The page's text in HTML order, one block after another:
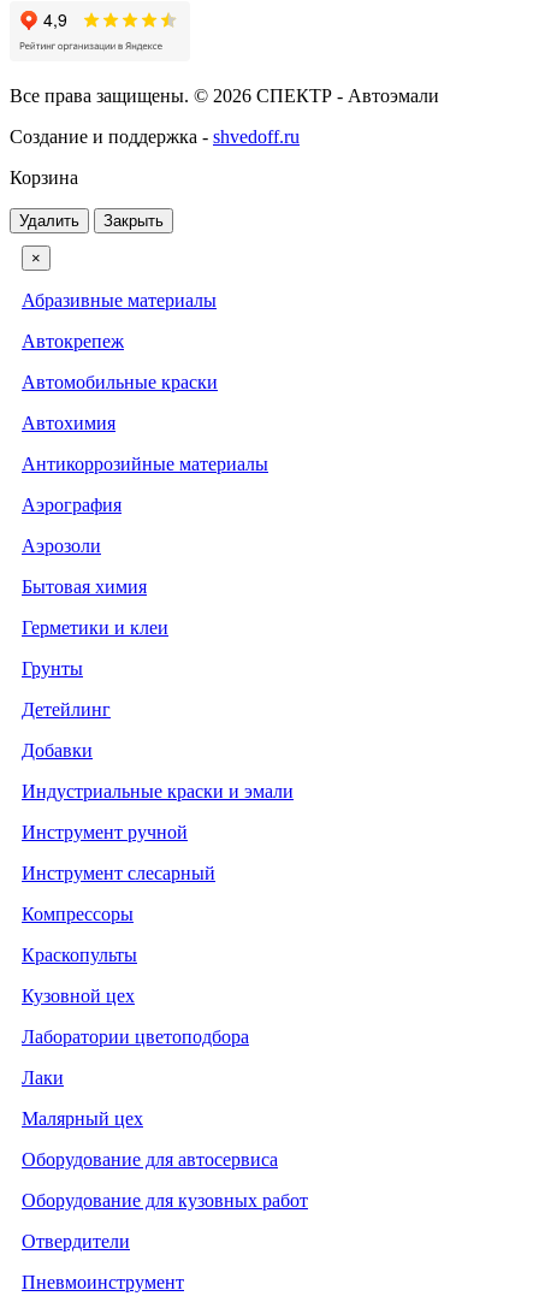
Все права защищены. © 2026 СПЕКТР - Автоэмали
Создание и поддержка - shvedoff.ru
Корзина
Удалить Закрыть
×
Абразивные материалы
Автокрепеж
Автомобильные краски
Автохимия
Антикоррозийные материалы
Аэрография
Аэрозоли
Бытовая химия
Герметики и клеи
Грунты
Детейлинг
Добавки
Индустриальные краски и эмали
Инструмент ручной
Инструмент слесарный
Компрессоры
Краскопульты
Кузовной цех
Лаборатории цветоподбора
Лаки
Малярный цех
Оборудование для автосервиса
Оборудование для кузовных работ
Отвердители
Пневмоинструмент